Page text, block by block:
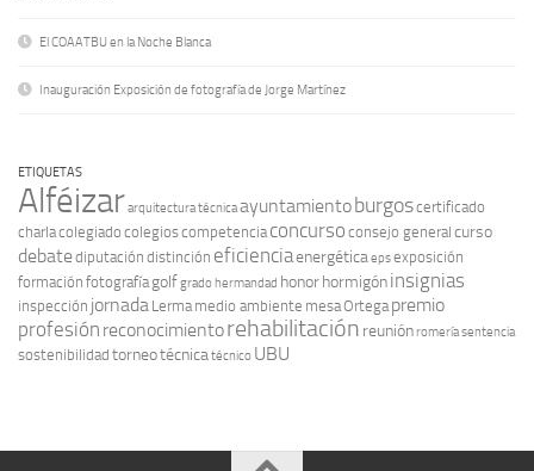
El COAATBU en la Noche Blanca
Inauguración Exposición de fotografía de Jorge Martínez
ETIQUETAS
Alféizararquitectura técnicaayuntamientoburgoscertificado
charlacolegiado colegioscompetencia concurso consejo general curso
debatediputación distinción eficienciaenergéticaepsexposición
formación fotografía golfgradohermandad honorhormigóninsignias
inspección jornada Lerma medio ambiente mesaOrtega premio
profesión reconocimientorehabilitación reuniónromeríasentencia
sostenibilidad torneotécnicatécnico UBU